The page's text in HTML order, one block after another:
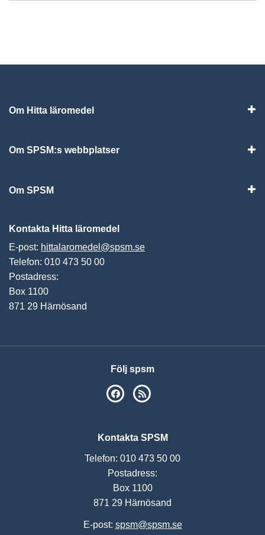
Om Hitta läromedel
Om SPSM:s webbplatser
Om SPSM
Kontakta Hitta läromedel
E-post: hittalaromedel@spsm.se
Telefon: 010 473 50 00
Postadress:
Box 1100
871 29 Härnösand
Följ spsm
SPSM på Facebook
Kontakta SPSM
Telefon: 010 473 50 00
Postadress:
Box 1100
871 29 Härnösand
E-post: spsm@spsm.se